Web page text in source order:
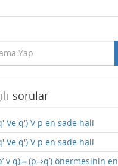
sorular
Ve q') V p en sade hali
Ve q') V p en sade hali
v q)⇔(p⇒q’) önermesinin en